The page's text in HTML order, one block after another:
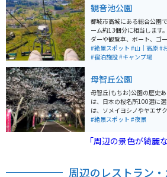
じさいハウスや遊具、展望
などがあります。また、遊
城「松尾城」をイメージ
そこからは都城盆地や霧島連山
あじさいの開花時期には地
て売店を営業し、甘乳蘇ソ
観音池公園
都城市高城にある総合公園
ーム約13個分に相当します
ダーや観覧車、ボート、ゴ
キー場、キャンプ場などの
ており、子どもから大人ま
られ、多くの花見客で賑わ
「観音さくらの里」もあり
ができます。 また、江戸時代の史跡としても知られる石
山観音池や、四季折々の花
も特徴的です。夏には流水
展望台からは都城の風景や
#絶景スポット #山｜高原#
#宿泊施設#キャンプ場
母智丘公園
母智丘(もちお)公園の歴史
は、日本の桜名所100選に
は、ソメイヨシノやヤエザ
れています。桜並木を登っ
毎年3月下旬から4月上旬に
れ、民俗芸能の披露や多く
#絶景スポット #夜景
「周辺の景色が綺麗
周辺のレストラン